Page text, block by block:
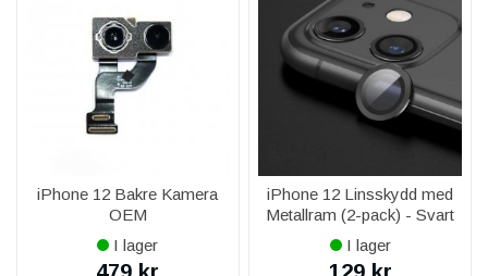
iPhone 12 Bakre Kamera
OEM
I lager
iPhone 12 Linsskydd med
Metallram (2-pack) - Svart
I lager